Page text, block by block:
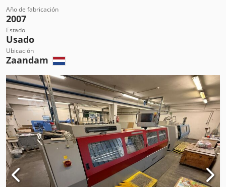
Año de fabricación
2007
Estado
Usado
Ubicación
Zaandam